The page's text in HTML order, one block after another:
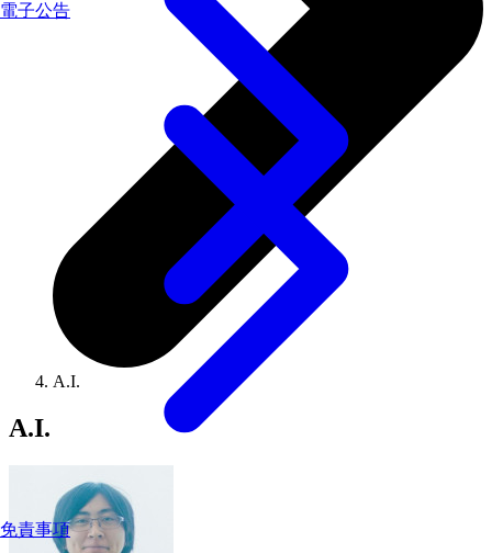
電子公告
免責事項
A.I.
A.I.